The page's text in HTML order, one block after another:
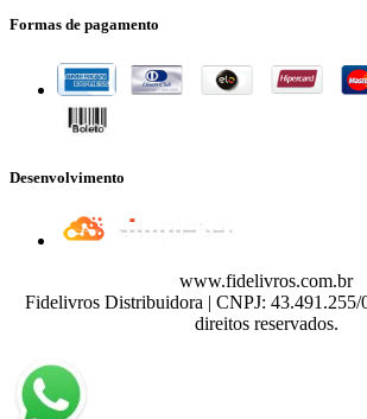
Formas de pagamento
Desenvolvimento
www.fidelivros.com.br
Fidelivros Distribuidora | CNPJ: 43.491.255/
direitos reservados.